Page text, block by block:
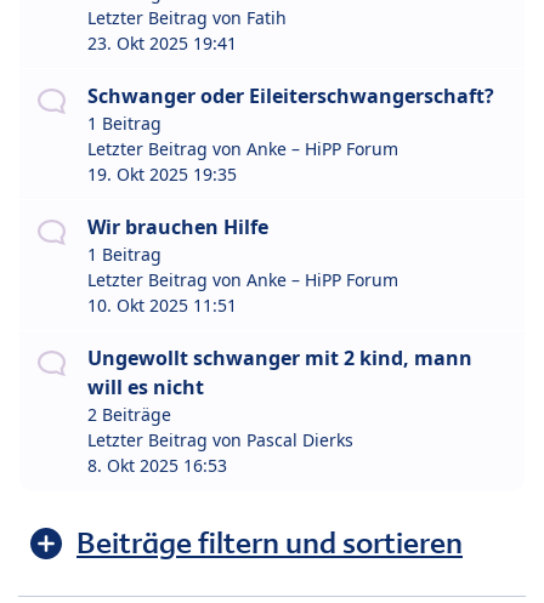
Letzter Beitrag von Fatih
23. Okt 2025 19:41
Schwanger oder Eileiterschwangerschaft?
1 Beitrag
Letzter Beitrag von Anke – HiPP Forum
19. Okt 2025 19:35
Wir brauchen Hilfe
1 Beitrag
Letzter Beitrag von Anke – HiPP Forum
10. Okt 2025 11:51
Ungewollt schwanger mit 2 kind, mann
will es nicht
2 Beiträge
Letzter Beitrag von Pascal Dierks
8. Okt 2025 16:53
Beiträge filtern und sortieren